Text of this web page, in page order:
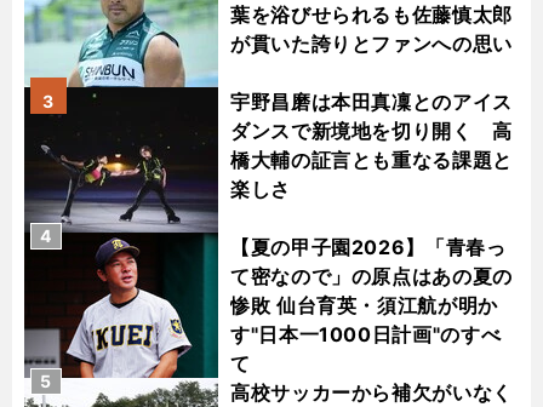
葉を浴びせられるも佐藤慎太郎
が貫いた誇りとファンへの思い
宇野昌磨は本田真凜とのアイス
ダンスで新境地を切り開く 高
橋大輔の証言とも重なる課題と
楽しさ
3
【夏の甲子園2026】「青春っ
て密なので」の原点はあの夏の
惨敗 仙台育英・須江航が明か
す"日本一1000日計画"のすべ
て
4
高校サッカーから補欠がいなく
5